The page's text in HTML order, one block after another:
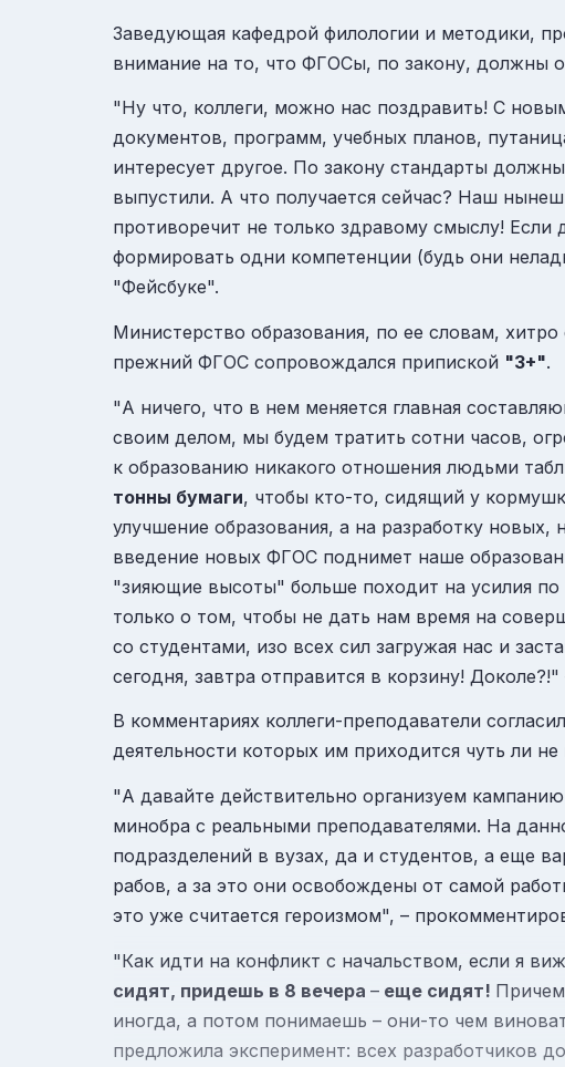
Заведующая кафедрой филологии и методики,
внимание на то, что ФГОСы, по закону, должны
"Ну что, коллеги, можно нас поздравить! С
документов, программ, учебных планов,
интересует другое. По закону стандарты
выпустили. А что получается сейчас? Наш
противоречит не только здравому смыслу!
формировать одни компетенции (будь они
"Фейсбуке".
Министерство образования, по ее словам,
прежний ФГОС сопровождался припиской "3+".
"А ничего, что в нем меняется главная
своим делом, мы будем тратить сотни часов,
к образованию никакого отношения людьми
тонны бумаги, чтобы кто-то, сидящий у
улучшение образования, а на разработку
введение новых ФГОС поднимет наше
"зияющие высоты" больше походит на усилия по
только о том, чтобы не дать нам время на
со студентами, изо всех сил загружая нас и
сегодня, завтра отправится в корзину!
В комментариях коллеги-преподаватели
деятельности которых им приходится чуть ли
"А давайте действительно организуем
минобра с реальными преподавателями. На
подразделений в вузах, да и студентов, а еще
рабов, а за это они освобождены от самой
это уже считается героизмом", –
"Как идти на конфликт с начальством, если я
сидят, придешь в 8 вечера – еще сидят!
иногда, а потом понимаешь – они-то чем
предложила эксперимент: всех разработчиков